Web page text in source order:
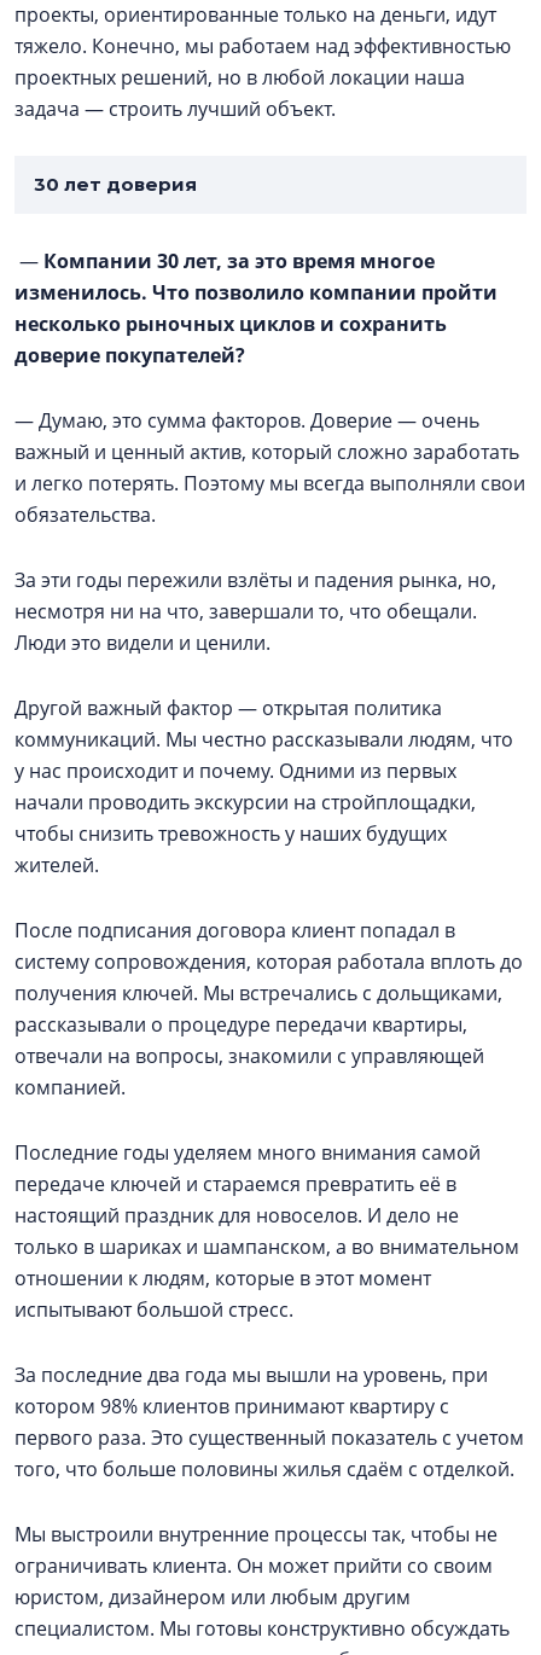
проекты, ориентированные только на деньги, идут
тяжело. Конечно, мы работаем над эффективностью
проектных решений, но в любой локации наша
задача — строить лучший объект.
30 лет доверия
— Компании 30 лет, за это время многое
изменилось. Что позволило компании пройти
несколько рыночных циклов и сохранить
доверие покупателей?
— Думаю, это сумма факторов. Доверие — очень
важный и ценный актив, который сложно заработать
и легко потерять. Поэтому мы всегда выполняли свои
обязательства.
За эти годы пережили взлёты и падения рынка, но,
несмотря ни на что, завершали то, что обещали.
Люди это видели и ценили.
Другой важный фактор — открытая политика
коммуникаций. Мы честно рассказывали людям, что
у нас происходит и почему. Одними из первых
начали проводить экскурсии на стройплощадки,
чтобы снизить тревожность у наших будущих
жителей.
После подписания договора клиент попадал в
систему сопровождения, которая работала вплоть до
получения ключей. Мы встречались с дольщиками,
рассказывали о процедуре передачи квартиры,
отвечали на вопросы, знакомили с управляющей
компанией.
Последние годы уделяем много внимания самой
передаче ключей и стараемся превратить её в
настоящий праздник для новоселов. И дело не
только в шариках и шампанском, а во внимательном
отношении к людям, которые в этот момент
испытывают большой стресс.
За последние два года мы вышли на уровень, при
котором 98% клиентов принимают квартиру с
первого раза. Это существенный показатель с учетом
того, что больше половины жилья сдаём с отделкой.
Мы выстроили внутренние процессы так, чтобы не
ограничивать клиента. Он может прийти со своим
юристом, дизайнером или любым другим
специалистом. Мы готовы конструктивно обсуждать